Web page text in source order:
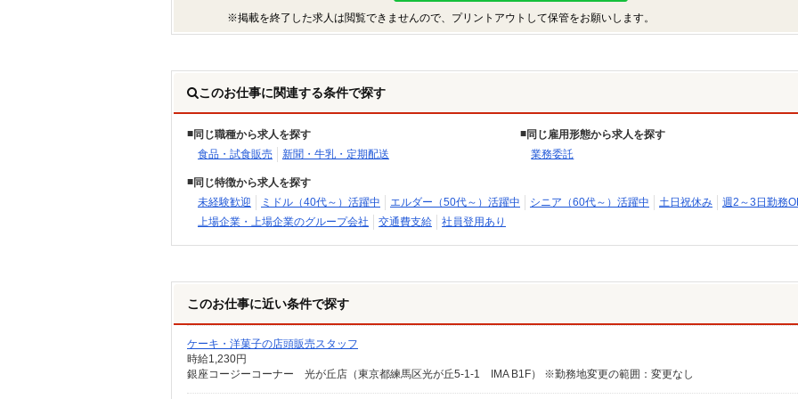
※掲載を終了した求人は閲覧できませんので、プリントアウトして保管をお願いします。
このお仕事に関連する条件で探す
同じ職種から求人を探す
食品・試食販売
新聞・牛乳・定期配送
同じ雇用形態から求人を探す
業務委託
同じ特徴から求人を探す
未経験歓迎
ミドル（40代～）活躍中 エルダー（50代～）活躍中 シニア（60代～）活躍中 土日祝休み
週2～3日勤務
上場企業・上場企業のグループ会社
交通費支給 社員登用あり
このお仕事に近い条件で探す
ケーキ・洋菓子の店頭販売スタッフ
時給1,230円
銀座コージーコーナー 光が丘店（東京都練馬区光が丘5-1-1 IMA B1F） ※勤務地変更の範囲：変更なし